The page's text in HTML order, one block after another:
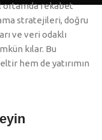
ortamda rekabet
stratejileri, doğru
ve veri odaklı
kılar. Bu
hem de yatırımın